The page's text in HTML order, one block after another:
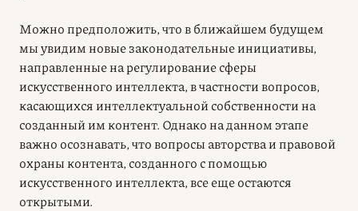
Можно предположить, что в ближайшем будущем
мы увидим новые законодательные инициативы,
направленные на регулирование сферы
искусственного интеллекта, в частности вопросов,
касающихся интеллектуальной собственности на
созданный им контент. Однако на данном этапе
важно осознавать, что вопросы авторства и правовой
охраны контента, созданного с помощью
искусственного интеллекта, все еще остаются
открытыми.